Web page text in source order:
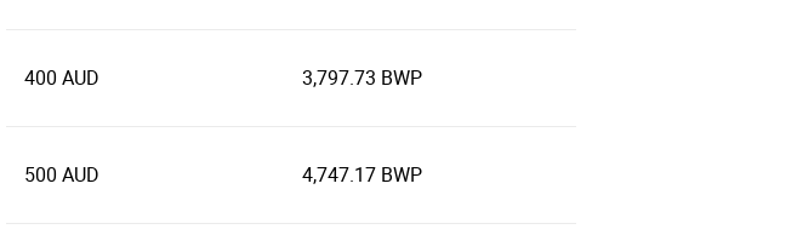
400 AUD 3,797.73 BWP
500 AUD 4,747.17 BWP